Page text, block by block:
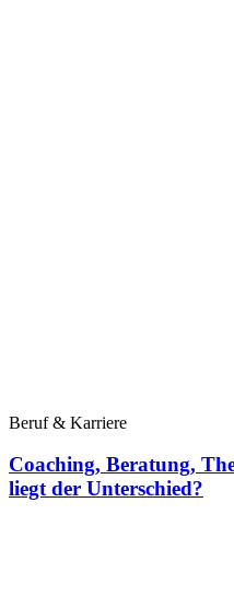
Beruf & Karriere
Coaching, Beratung,
liegt der Unterschied?